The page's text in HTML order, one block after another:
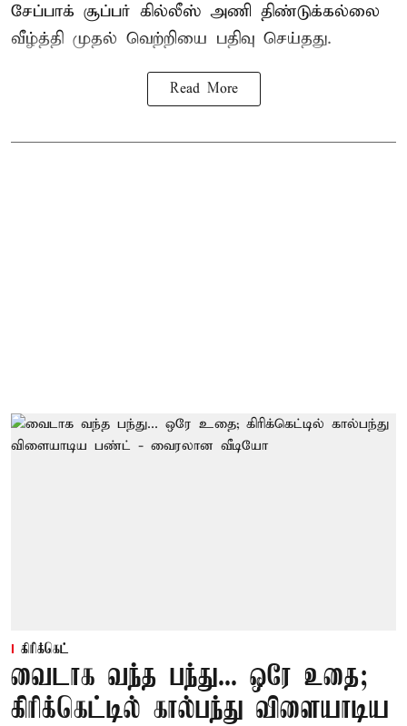
சேப்பாக் சூப்பர் கில்லீஸ் அணி திண்டுக்கல்லை
வீழ்த்தி முதல் வெற்றியை பதிவு செய்தது.
Read More
கிரிக்கெட்
வைடாக வந்த பந்து... ஒரே உதை;
கிரிக்கெட்டில் கால்பந்து விளையாடிய